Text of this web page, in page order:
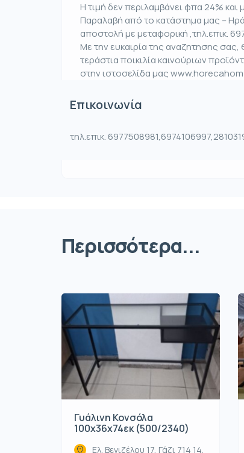
Η τιμή δεν περιλαμβάνει φπα 24% και
Παραλαβή από το κατάστημα μας –
αποστολή με μεταφορική ,τηλ.επικ.
Με την ευκαιρία της αναζητησης
τεράστια ποικιλία καινούριων
στην ιστοσελίδα μας
Επικοινωνία
τηλ.επικ.
Περισσότερα...
Γυάλινη Κονσόλα
100x36x74εκ (500/2340)
Ελ. Βενιζέλου 17, Γάζι 714 14,